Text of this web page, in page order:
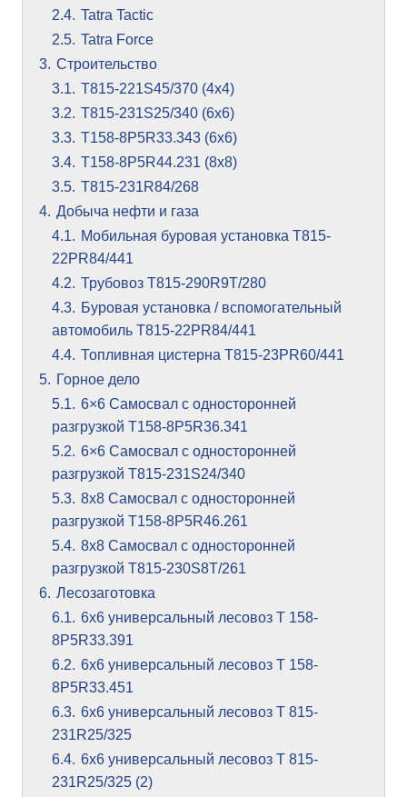
2.4. Tatra Tactic
2.5. Tatra Force
3. Строительство
3.1. T815-221S45/370 (4х4)
3.2. T815-231S25/340 (6х6)
3.3. T158-8P5R33.343 (6х6)
3.4. T158-8P5R44.231 (8х8)
3.5. T815-231R84/268
4. Добыча нефти и газа
4.1. Мобильная буровая установка T815-
22PR84/441
4.2. Трубовоз T815-290R9T/280
4.3. Буровая установка / вспомогательный
автомобиль T815-22PR84/441
4.4. Топливная цистерна T815-23PR60/441
5. Горное дело
5.1. 6×6 Самосвал с односторонней
разгрузкой T158-8P5R36.341
5.2. 6×6 Самосвал с односторонней
разгрузкой T815-231S24/340
5.3. 8х8 Самосвал с односторонней
разгрузкой T158-8P5R46.261
5.4. 8х8 Самосвал с односторонней
разгрузкой T815-230S8T/261
6. Лесозаготовка
6.1. 6х6 универсальный лесовоз T 158-
8P5R33.391
6.2. 6х6 универсальный лесовоз T 158-
8P5R33.451
6.3. 6х6 универсальный лесовоз T 815-
231R25/325
6.4. 6х6 универсальный лесовоз T 815-
231R25/325 (2)